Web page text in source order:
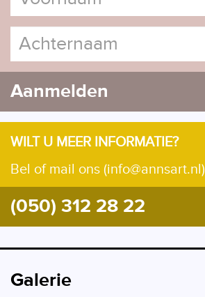
Aanmelden
WILT U MEER INFORMATIE?
Bel of mail ons (info@annsart.nl)
(050) 312 28 22
Galerie